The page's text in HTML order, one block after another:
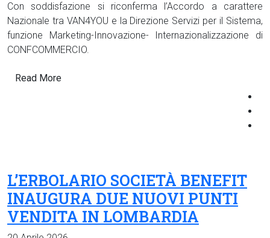
Con soddisfazione si riconferma l’Accordo a carattere
Nazionale tra VAN4YOU e la Direzione Servizi per il Sistema,
funzione Marketing-Innovazione- Internazionalizzazione di
CONFCOMMERCIO.
Read More
L’ERBOLARIO SOCIETÀ BENEFIT
INAUGURA DUE NUOVI PUNTI
VENDITA IN LOMBARDIA